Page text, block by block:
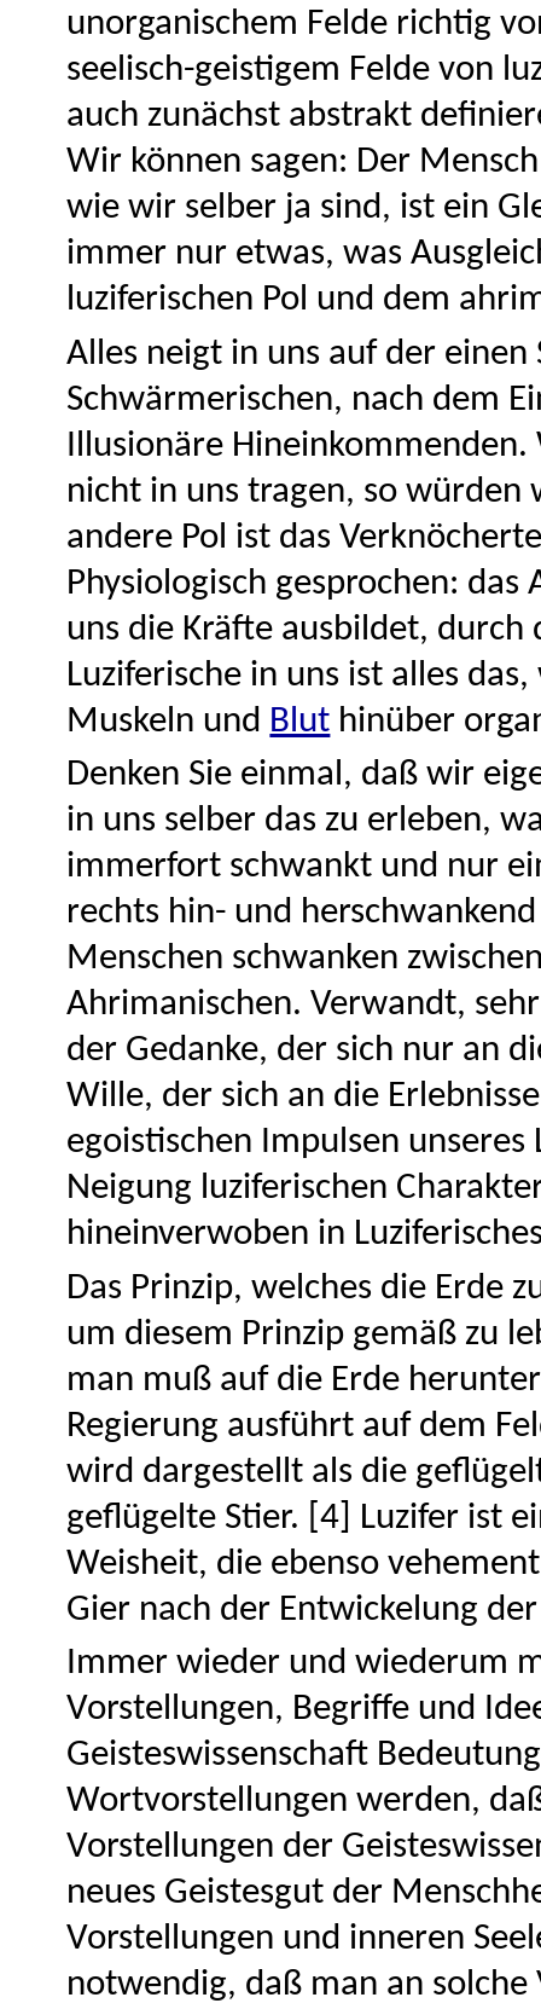
unorganischem Felde richtig
seelisch-geistigem Felde von
auch zunächst abstrakt
Wir können sagen: Der
wie wir selber ja sind, ist ein
immer nur etwas, was
luziferischen Pol und dem
Alles neigt in uns auf der
Schwärmerischen, nach dem
Illusionäre
nicht in uns tragen, so würden
andere Pol ist das
Physiologisch gesprochen:
uns die Kräfte ausbildet, durch
Luziferische in uns ist alles
Muskeln und Blut hinüber
Denken Sie einmal, daß wir
in uns selber das zu erleben,
immerfort schwankt und nur
rechts hin- und
Menschen schwanken
Ahrimanischen. Verwandt,
der Gedanke, der sich nur an
Wille, der sich an die
egoistischen Impulsen
Neigung luziferischen
hineinverwoben in
Das Prinzip, welches die Erde
um diesem Prinzip gemäß zu
man muß auf die Erde
Regierung ausführt auf dem
wird dargestellt als die
geflügelte Stier. [4] Luzifer ist
Weisheit, die ebenso
Gier nach der Entwickelung
Immer wieder und wiederum
Vorstellungen, Begriffe und
Geisteswissenschaft
Wortvorstellungen werden,
Vorstellungen der
neues Geistesgut der
Vorstellungen und inneren
notwendig, daß man an